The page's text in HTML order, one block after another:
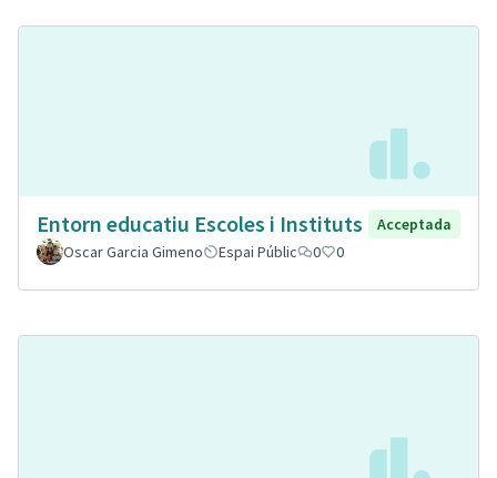
Entorn educatiu Escoles i Instituts
Acceptada
Oscar Garcia Gimeno
Espai Públic 0 0